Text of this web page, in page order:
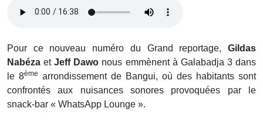
Pour ce nouveau numéro du Grand reportage, Gildas
NabézaetJeff Dawo nous emmènent à Galabadja 3 dans
le 8ème arrondissement de Bangui, où des habitants sont
confrontés aux nuisances sonores provoquées par le
snack-bar « WhatsApp Lounge ».